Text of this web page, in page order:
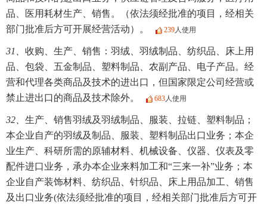
品、医用耗材生产、销售。（依法须经批准的项目，经相关
部门批准后方可开展经营活动）。
239人使用
31、 收购、生产、销售：羽绒、羽绒制品、纺织品、床上用
品、包袋、五金制品、塑料制品、农副产品、电子产品。经
营和代理各类商品及技术的进出口，但国家限定公司经营或
禁止进出口的商品及技术除外。
683人使用
32、 生产、销售羽绒及羽绒制品、服装、拉链、塑料制品；
本企业自产的羽绒及制品、服装、塑料制品出口业务；本企
业生产、科研所需的原辅材料、机械设备、仪器、仪表及零
配件进口业务，承办本企业来料加工和“三来一补”业务；本
企业自产装饰材料、纺织品、针织品、床上用品加工、销售
及出口业务(依法须经批准的项目，经相关部门批准后方可开